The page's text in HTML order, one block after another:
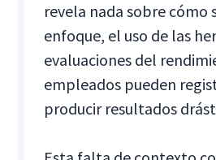
revela nada sobre cómo
enfoque, el uso de las
evaluaciones del
empleados pueden
producir resultados